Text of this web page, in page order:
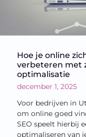
Hoe je online
verbeteren met
optimalisatie
december 1, 2025
Voor bedrijven in
om online goed
SEO speelt hierbij
optimaliseren van